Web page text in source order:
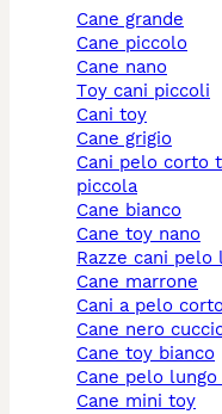
cane grande
cane piccolo
cane nano
toy cani piccoli
cani toy
cane grigio
cani pelo corto taglia
piccola
cane bianco
cane toy nano
razze cani pelo
cane marrone
cani a pelo corto
cane nero
cane toy bianco
cane pelo
cane mini toy